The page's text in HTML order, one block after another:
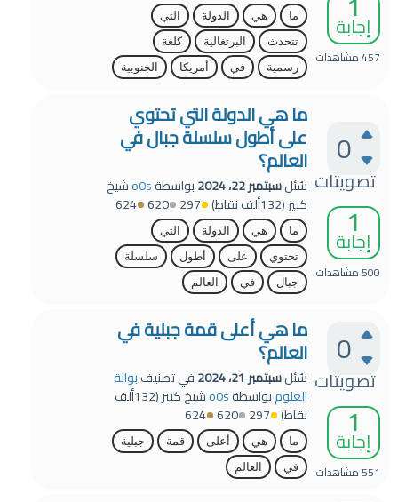
إجابة
457مشاهدات
ما هي الدولة
التي
تتحدث
البرتغالية
كلغة
رسمية
في أمريكا الجنوبية
0
تصويتات
1
إجابة
500مشاهدات
ما هي الدولة التي تحتوي
على أطول سلسلة جبال في
العالم؟
سُئلسبتمبر 22، 2024 بواسطةo0sشيخ
كبير(132ألف نقاط) 297
620
624
ما هي الدولة
التي
تحتوي
على أطول
سلسلة
جبال
في العالم
0
تصويتات
1
إجابة
551مشاهدات
ما هي أعلى قمة جبلية في
العالم؟
سُئلسبتمبر 21، 2024 في تصنيفبوابة
العلومبواسطةo0sشيخ كبير(132ألف
نقاط) 297
620
624
ما هي أعلى قمة
جبلية
في
العالم